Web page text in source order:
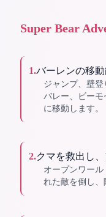
Super Bear
1.バーレンの移
ジャンプ、壁
バレー、ビー
に移動します。
2.クマを救出し
オープンワー
れた敵を倒し、